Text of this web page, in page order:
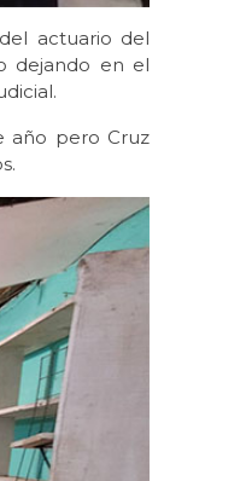
actuario del
dejando en el
año pero Cruz